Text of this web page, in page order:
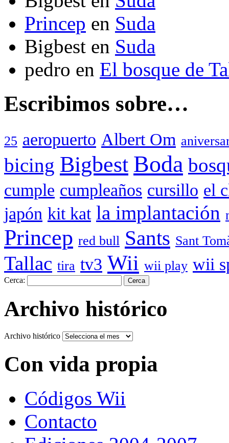
Princep en Suda
Bigbest en Suda
pedro en El bosque de
Escribimos sobre…
25 aeropuerto Albert Om
bicing Bigbest Boda
cumple cumpleaños cursillo el
japón kit kat la implantación
Princep red bull Sants Sant
Tallac tira tv3 Wii wii play wii
Cerca:
Archivo histórico
Archivo histórico
Con vida propia
Códigos Wii
Contacto